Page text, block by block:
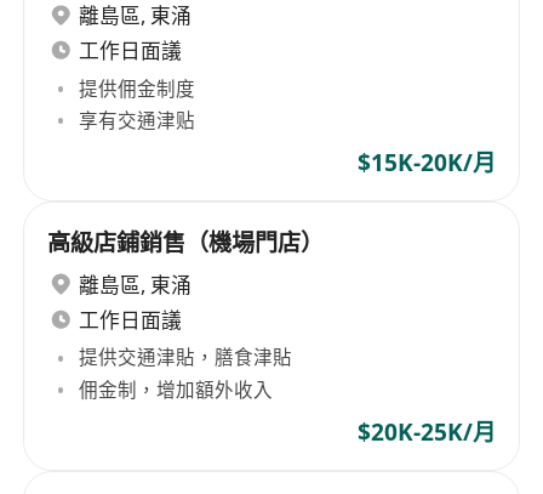
離島區, 東涌
工作日面議
提供佣金制度
享有交通津贴
$15K-20K/月
高級店鋪銷售（機場門店）
離島區, 東涌
工作日面議
提供交通津貼，膳食津貼
佣金制，增加額外收入
$20K-25K/月